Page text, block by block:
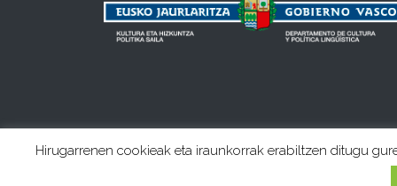
Hirugarrenen cookieak eta iraunkorrak erabiltzen ditugu